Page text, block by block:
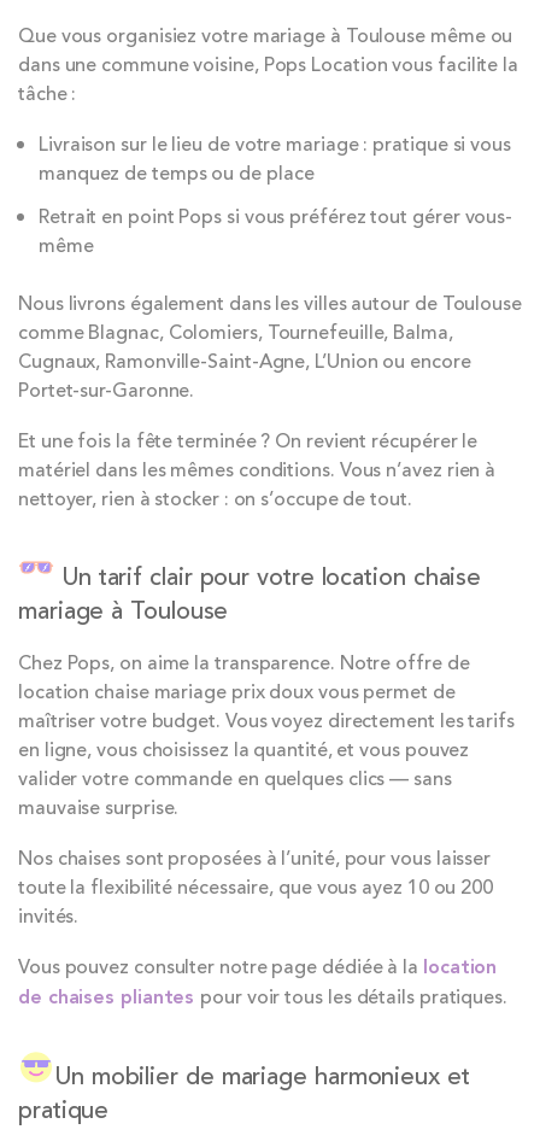
Que vous organisiez votre mariage à Toulouse même ou
dans une commune voisine, Pops Location vous facilite la
tâche :
Livraison sur le lieu de votre mariage : pratique si vous
manquez de temps ou de place
Retrait en point Pops si vous préférez tout gérer vous-
même
Nous livrons également dans les villes autour de Toulouse
comme Blagnac, Colomiers, Tournefeuille, Balma,
Cugnaux, Ramonville-Saint-Agne, L’Union ou encore
Portet-sur-Garonne.
Et une fois la fête terminée ? On revient récupérer le
matériel dans les mêmes conditions. Vous n’avez rien à
nettoyer, rien à stocker : on s’occupe de tout.
Un tarif clair pour votre location chaise
mariage à Toulouse
Chez Pops, on aime la transparence. Notre offre de
location chaise mariage prix doux vous permet de
maîtriser votre budget. Vous voyez directement les tarifs
en ligne, vous choisissez la quantité, et vous pouvez
valider votre commande en quelques clics — sans
mauvaise surprise.
Nos chaises sont proposées à l’unité, pour vous laisser
toute la flexibilité nécessaire, que vous ayez 10 ou 200
invités.
Vous pouvez consulter notre page dédiée à la location
de chaises pliantes pour voir tous les détails pratiques.
Un mobilier de mariage harmonieux et
pratique